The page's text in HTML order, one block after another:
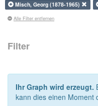
Misch, Georg (1878-1965)
Alle Filter entfernen
Filter
Ihr Graph wird erzeugt.
kann dies einen Moment